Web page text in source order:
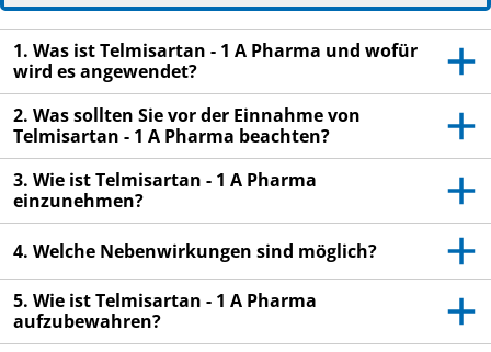
Wenn Sie weitere Fragen haben, wenden Sie sich
an Ihren Arzt oder Apotheker.
Dieses Arzneimittel wurde Ihnen persönlich
verschrieben. Geben Sie es nicht an Dritte weiter.
Es kann anderen Menschen schaden, auch wenn
diese die gleichen Beschwerden haben wie Sie.
Wenn Sie Nebenwirkungen bemerken, wenden Sie
sich an Ihren Arzt oder Apotheker. Dies gilt auch
für Nebenwirkungen, die nicht in dieser
Packungsbeilage angegeben sind. Siehe Abschnitt
4.
1. Was ist Telmisartan - 1 A Pharma und wofür
wird es angewendet?
2. Was sollten Sie vor der Einnahme von
Telmisartan - 1 A Pharma beachten?
3. Wie ist Telmisartan - 1 A Pharma
einzunehmen?
4. Welche Nebenwirkungen sind möglich?
5. Wie ist Telmisartan - 1 A Pharma
aufzubewahren?